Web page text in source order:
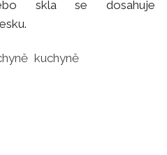
skla se dosahuje
kuchyně